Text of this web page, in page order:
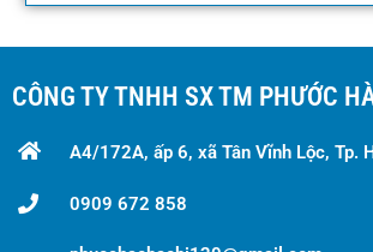
CÔNG TY TNHH SX TM PHƯỚC
A4/172A, ấp 6, xã Tân Vĩnh Lộc, Tp.
0909 672 858